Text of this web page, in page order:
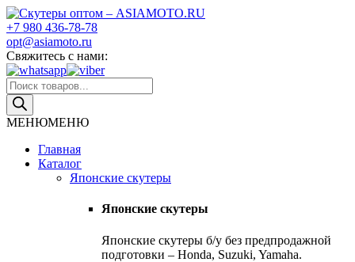
Skip
to
content
Скутеры оптом – ASIAMOTO.RU
Японские и китайские скутеры оптом
+7 980 436-78-78
opt@asiamoto.ru
Свяжитесь с нами:
Поиск
товаров
МЕНЮМЕНЮ
Главная
Каталог
Японские скутеры
Японские скутеры
Японские скутеры б/у без предпродажной
подготовки – Honda, Suzuki, Yamaha.